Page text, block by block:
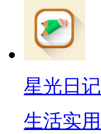
星光日记
生活实用